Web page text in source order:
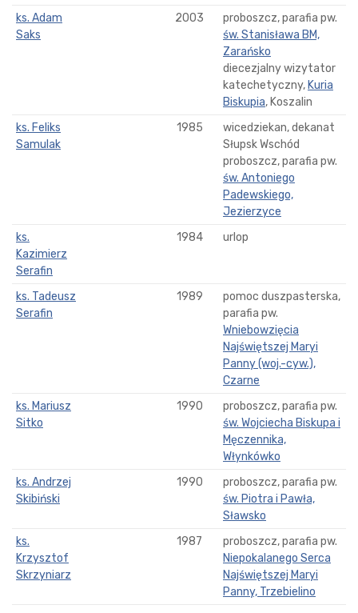
ks. Adam
Saks
2003
proboszcz, parafia pw.
św. Stanisława BM,
Zarańsko
diecezjalny wizytator
katechetyczny, Kuria
Biskupia, Koszalin
ks. Feliks
Samulak
1985
wicedziekan, dekanat
Słupsk Wschód
proboszcz, parafia pw.
św. Antoniego
Padewskiego,
Jezierzyce
ks.
Kazimierz
Serafin
1984 urlop
ks. Tadeusz
Serafin
1989
pomoc duszpasterska,
parafia pw.
Wniebowzięcia
Najświętszej Maryi
Panny (woj.-cyw.),
Czarne
ks. Mariusz
Sitko
1990
proboszcz, parafia pw.
św. Wojciecha Biskupa i
Męczennika,
Włynkówko
ks. Andrzej
Skibiński
1990
proboszcz, parafia pw.
św. Piotra i Pawła,
Sławsko
ks.
Krzysztof
Skrzyniarz
1987
proboszcz, parafia pw.
Niepokalanego Serca
Najświętszej Maryi
Panny, Trzebielino